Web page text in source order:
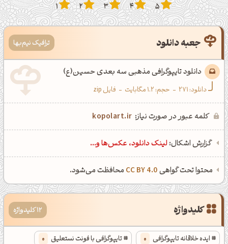
5
4
3
2
1
جعبه دانلود ترافیک نیم‌بها
دانلود تایپوگرافی مذهبی سه بعدی حسین(ع)
دانلود:271
- حجم: 1.2 مگابایت - فایل zip
کلمه عبور در صورت نیاز: kopolart.ir
گزارش اشکال: لینک دانلود، عکس‌ها و...
محتوا تحت گواهیCC BY 4.0 محافظت می‌شود.
کلیدواژه 12 کلیدواژه
ایده خلاقانه تایپوگرافی 0 تایپوگرافی با فونت نستعلیق 0